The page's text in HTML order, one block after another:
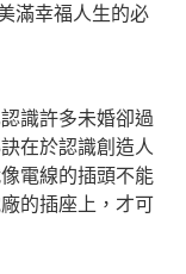
滿幸福人生的必
識許多未婚卻過
在於認識創造人
電線的插頭不能
的插座上，才可